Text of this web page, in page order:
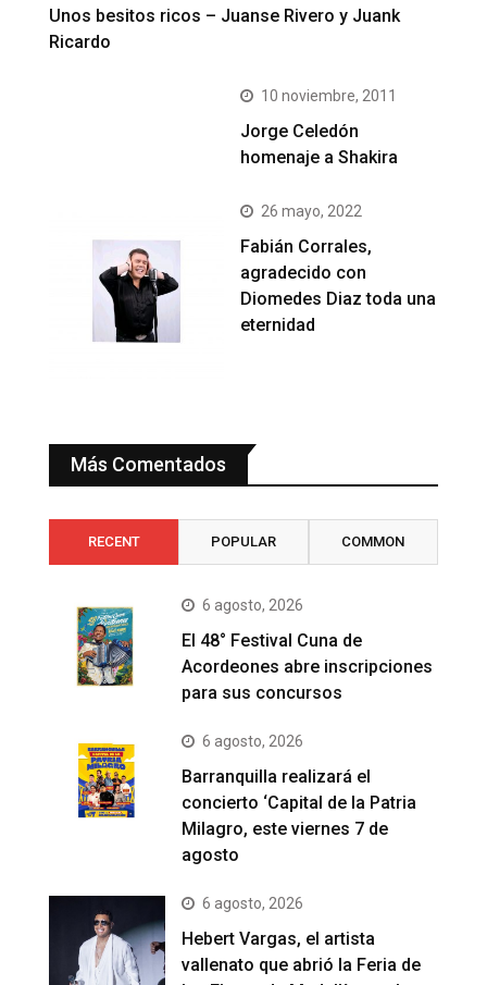
Unos besitos ricos – Juanse Rivero y Juank
Ricardo
10 noviembre, 2011
Jorge Celedón
homenaje a Shakira
26 mayo, 2022
Fabián Corrales,
agradecido con
Diomedes Diaz toda una
eternidad
Más Comentados
RECENT POPULAR COMMON
6 agosto, 2026
El 48° Festival Cuna de
Acordeones abre inscripciones
para sus concursos
6 agosto, 2026
Barranquilla realizará el
concierto ‘Capital de la Patria
Milagro, este viernes 7 de
agosto
6 agosto, 2026
Hebert Vargas, el artista
vallenato que abrió la Feria de